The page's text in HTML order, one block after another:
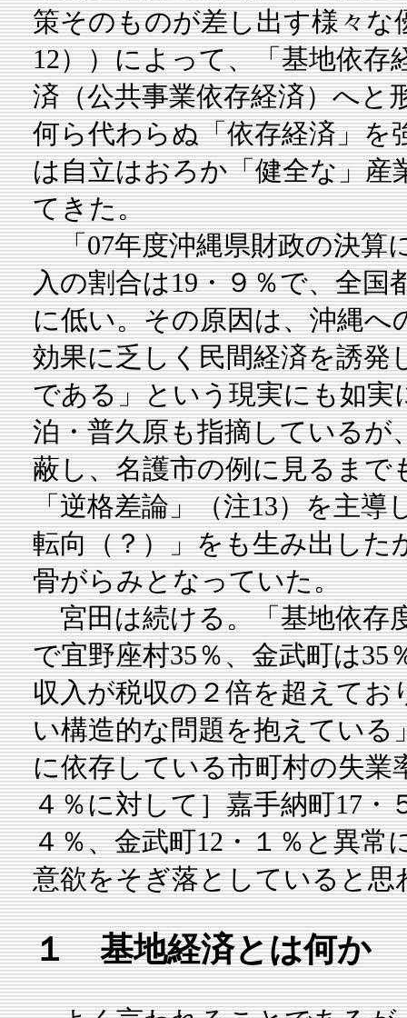
策そのものが差し出す様々な
12））によって、「基地依存
済（公共事業依存経済）へと
何ら代わらぬ「依存経済」
は自立はおろか「健全な」産
てきた。
「07年度沖縄県財政の決算
入の割合は19・９％で、全国
に低い。その原因は、沖縄へ
効果に乏しく民間経済を誘
である」という現実にも如
泊・普久原も指摘しているが
蔽し、名護市の例に見るまで
「逆格差論」（注13）を主導
転向（？）」をも生み出し
骨がらみとなっていた。
宮田は続ける。「基地依存
で宜野座村35％、金武町は
収入が税収の２倍を超えてお
い構造的な問題を抱えている
に依存している市町村の失業
４％に対して］嘉手納町17・
４％、金武町12・１％と異常
意欲をそぎ落としていると思
１ 基地経済とは何か